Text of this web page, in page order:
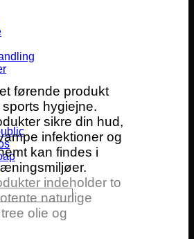
førende produkt
hygiejne.
sikre din hud,
infektioner og
kan findes i
indeholder to
naturlige
olie og